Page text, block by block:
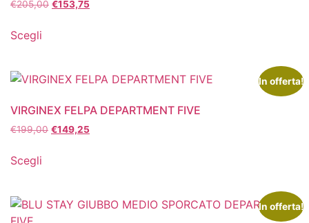
€205,00 €153,75
Scegli
In offerta!
VIRGINEX FELPA DEPARTMENT FIVE
€199,00 €149,25
Scegli
In offerta!